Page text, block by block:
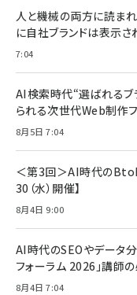
￥
年後
￥880
すい
2枚セ
￥
【
レイヤ
￥
全ワ
ング/
ケー
ド付
17 /
￥
ケー
17 /
Pro/
￥
キャン
￥
人と機械の両方に読まれ
に自社ブランドは表示さ
7:04
AI検索時代“選ばれるブ
られる次世代Web制作
8月5日 7:04
＜第3回＞AI時代のBtoB
30（水）開催】
8月4日 9:00
AI時代のSEOやデータ
フォーラム 2026」講師
8月4日 7:04